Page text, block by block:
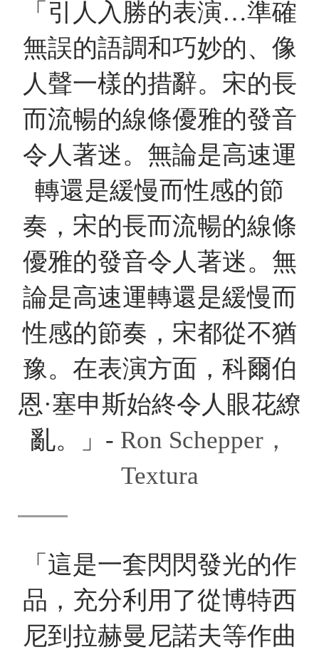
「引人入勝的表演…準確
無誤的語調和巧妙的、像
人聲一樣的措辭。宋的長
而流暢的線條優雅的發音
令人著迷。無論是高速運
轉還是緩慢而性感的節
奏，宋的長而流暢的線條
優雅的發音令人著迷。無
論是高速運轉還是緩慢而
性感的節奏，宋都從不猶
豫。在表演方面，科爾伯
恩·塞申斯始終令人眼花繚
亂。」- Ron Schepper，
Textura
「這是一套閃閃發光的作
品，充分利用了從博特西
尼到拉赫曼尼諾夫等作曲